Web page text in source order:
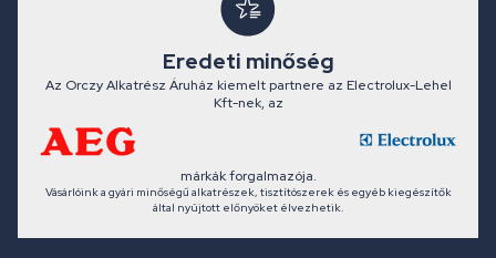
Eredeti minőség
Az Orczy Alkatrész Áruház kiemelt partnere az Electrolux-Lehel
Kft-nek, az
márkák forgalmazója.
Vásárlóink a gyári minőségű alkatrészek, tisztítószerek és egyéb kiegészítők
által nyújtott előnyöket élvezhetik.